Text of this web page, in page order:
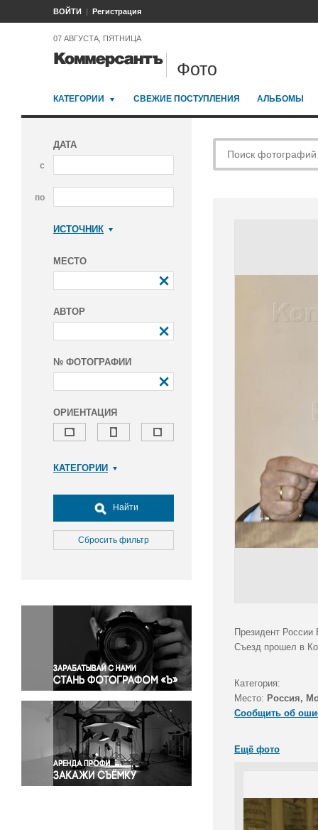
ВОЙТИ Регистрация
07 АВГУСТА, ПЯТНИЦА
Фото
КАТЕГОРИИ СВЕЖИЕ ПОСТУПЛЕНИЯ АЛЬБОМЫ
ДАТА
с
по
ИСТОЧНИК
МЕСТО
АВТОР
№ ФОТОГРАФИИ
ОРИЕНТАЦИЯ
КАТЕГОРИИ
Досуг, туризм и отдых
Культура
Медицина
Окружающая среда
Политика
Правосудие
Происшествия и конфликты
Религия
Светская жизнь
Спорт
Экология
Экономика и бизнес
Найти
Сбросить фильтр
Президент
Съезд прошел в
Категория:
Место: Россия,
Сообщить об
Ещё фото